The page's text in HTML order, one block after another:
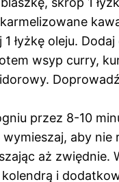
łyżkę oleju.
wsyp curry,
przez 8-10
aby nie
aż
i